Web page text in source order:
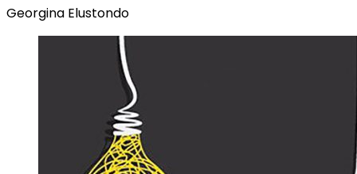
Georgina Elustondo